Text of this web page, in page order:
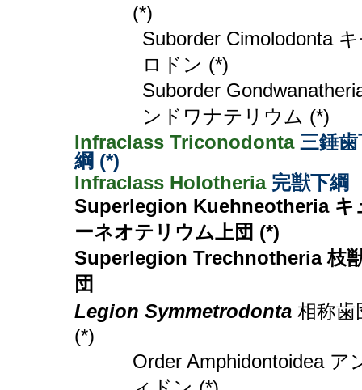
(*)
Suborder Cimolodonta
ロドン (*)
Suborder
ンドワナテリウム (*)
Infraclass Triconodonta三錘歯
綱 (*)
Infraclass Holotheria完獣下綱
Superlegion Kuehneotheria キ
ーネオテリウム上団 (*)
Superlegion Trechnotheria 枝
団
Legion Symmetrodonta 相称歯
(*)
Order Amphidontoidea ア